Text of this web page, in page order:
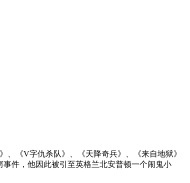
《V字仇杀队》、《天降奇兵》、《来自地狱》
件，他因此被引至英格兰北安普顿一个闹鬼小